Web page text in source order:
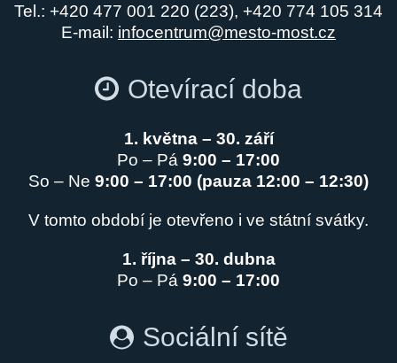
Tel.: +420 477 001 220 (223), +420 774 105 314
E-mail: infocentrum@mesto-most.cz
Otevírací doba
1. května – 30. září
Po – Pá 9:00 – 17:00
So – Ne 9:00 – 17:00 (pauza 12:00 – 12:30)
V tomto období je otevřeno i ve státní svátky.
1. října – 30. dubna
Po – Pá 9:00 – 17:00
Sociální sítě